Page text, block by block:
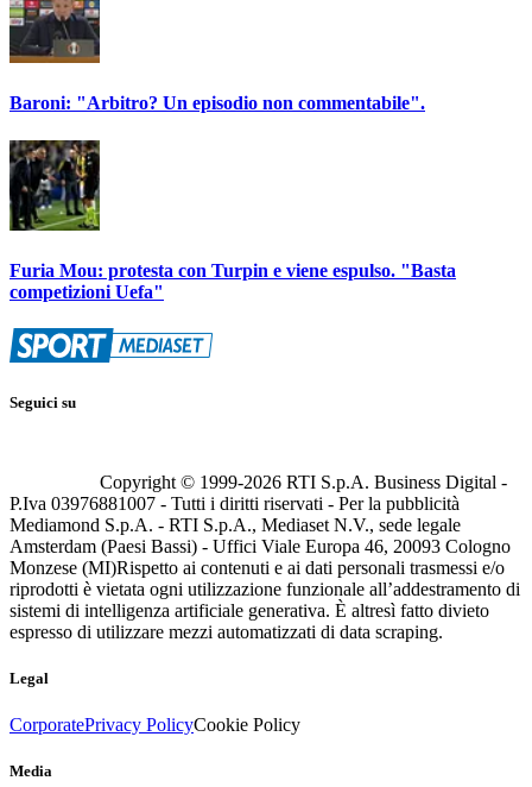
Baroni: "Arbitro? Un episodio non commentabile".
Furia Mou: protesta con Turpin e viene espulso. "Basta
competizioni Uefa"
Seguici su
Copyright © 1999-2026 RTI S.p.A. Business Digital -
P.Iva 03976881007 - Tutti i diritti riservati - Per la pubblicità
Mediamond S.p.A. - RTI S.p.A., Mediaset N.V., sede legale
Amsterdam (Paesi Bassi) - Uffici Viale Europa 46, 20093 Cologno
Monzese (MI)Rispetto ai contenuti e ai dati personali trasmessi e/o
riprodotti è vietata ogni utilizzazione funzionale all’addestramento di
sistemi di intelligenza artificiale generativa. È altresì fatto divieto
espresso di utilizzare mezzi automatizzati di data scraping.
Legal
CorporatePrivacy PolicyCookie Policy
Media